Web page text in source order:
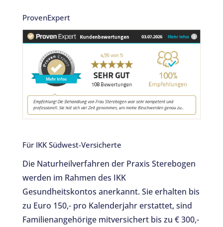
c
e
b
o
o
k
it
te
r
ProvenExpert
Für IKK Südwest-Versicherte
Die Naturheilverfahren der Praxis Sterebogen
werden im Rahmen des IKK
Gesundheitskontos anerkannt. Sie erhalten bis
zu Euro 150,- pro Kalenderjahr erstattet, sind
Familienangehörige mitversichert bis zu € 300,-